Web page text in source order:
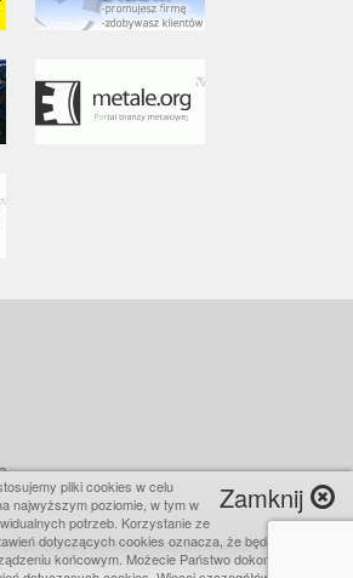
Zamknij
pliki cookies w celu
najwyższym poziomie, w tym w
potrzeb. Korzystanie ze
dotyczących cookies oznacza, że będą one
końcowym. Możecie Państwo dokonać w